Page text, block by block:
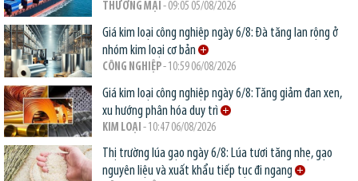
THƯƠNG MẠI - 09:05 05/08/2026
Giá kim loại công nghiệp ngày 6/8: Đà tăng lan rộng ở
nhóm kim loại cơ bản
CÔNG NGHIỆP- 10:59 06/08/2026
Giá kim loại công nghiệp ngày 6/8: Tăng giảm đan xen,
xu hướng phân hóa duy trì
KIM LOẠI - 10:47 06/08/2026
Thị trường lúa gạo ngày 6/8: Lúa tươi tăng nhẹ, gạo
nguyên liệu và xuất khẩu tiếp tục đi ngang